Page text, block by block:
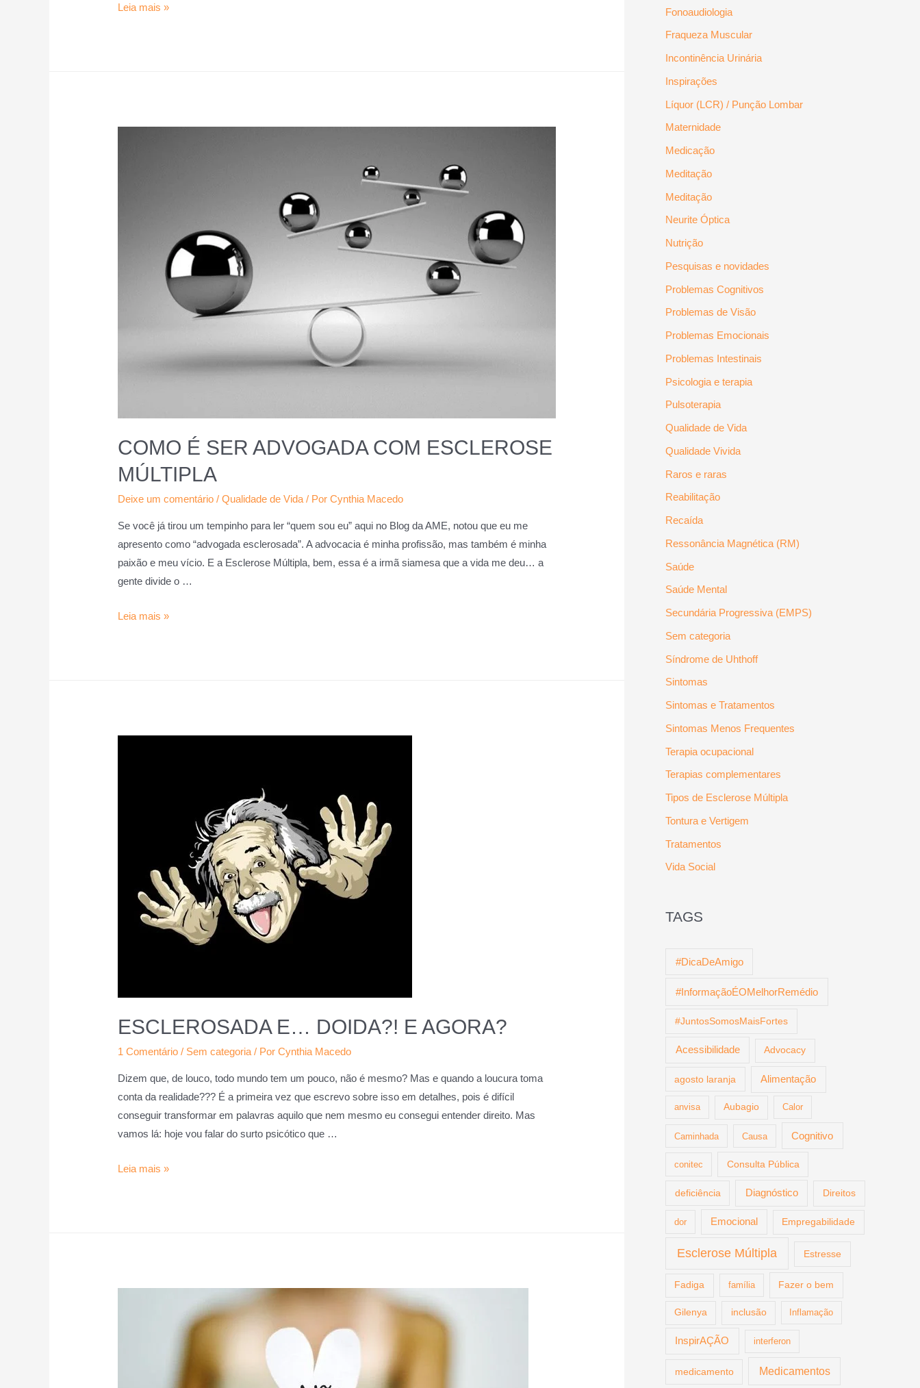
Leia mais »
COMO É SER ADVOGADA COM ESCLEROSE
MÚLTIPLA
Deixe um comentário /Qualidade de Vida / PorCynthia Macedo
Se você já tirou um tempinho para ler “quem sou eu” aqui no Blog da AME, notou que eu me
apresento como “advogada esclerosada”. A advocacia é minha profissão, mas também é minha
paixão e meu vício. E a Esclerose Múltipla, bem, essa é a irmã siamesa que a vida me deu… a
gente divide o …
Leia mais »
ESCLEROSADA E… DOIDA?! E AGORA?
1 Comentário / Sem categoria / PorCynthia Macedo
Dizem que, de louco, todo mundo tem um pouco, não é mesmo? Mas e quando a loucura toma
conta da realidade??? É a primeira vez que escrevo sobre isso em detalhes, pois é difícil
conseguir transformar em palavras aquilo que nem mesmo eu consegui entender direito. Mas
vamos lá: hoje vou falar do surto psicótico que …
Leia mais »
Fonoaudiologia
Fraqueza Muscular
Incontinência Urinária
Inspirações
Líquor (LCR) / Punção Lombar
Maternidade
Medicação
Meditação
Meditação
Neurite Óptica
Nutrição
Pesquisas e novidades
Problemas Cognitivos
Problemas de Visão
Problemas Emocionais
Problemas Intestinais
Psicologia e terapia
Pulsoterapia
Qualidade de Vida
Qualidade Vivida
Raros e raras
Reabilitação
Recaída
Ressonância Magnética (RM)
Saúde
Saúde Mental
Secundária Progressiva (EMPS)
Sem categoria
Síndrome de Uhthoff
Sintomas
Sintomas e Tratamentos
Sintomas Menos Frequentes
Terapia ocupacional
Terapias complementares
Tipos de Esclerose Múltipla
Tontura e Vertigem
Tratamentos
Vida Social
TAGS
#DicaDeAmigo
#InformaçãoÉOMelhorRemédio
#JuntosSomosMaisFortes
Acessibilidade Advocacy
agosto laranja Alimentação
anvisa Aubagio Calor
Caminhada Causa Cognitivo
conitec Consulta Pública
deficiência Diagnóstico Direitos
dor Emocional Empregabilidade
Esclerose Múltipla Estresse
Fadiga família Fazer o bem
Gilenya inclusão Inflamação
InspirAÇÃO interferon
medicamento Medicamentos